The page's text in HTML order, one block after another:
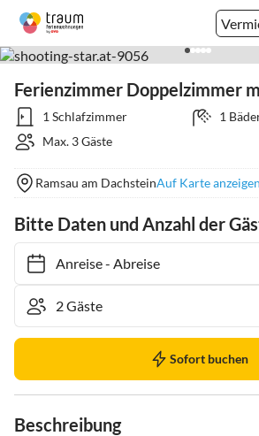
Ferienzimmer Doppelzimmer
1 Schlafzimmer
1
Max. 3 Gäste
Ramsau am DachsteinAuf Karte anzeigen
Bitte Daten und Anzahl der
Anreise- Abreise
Sofort buchen
Beschreibung